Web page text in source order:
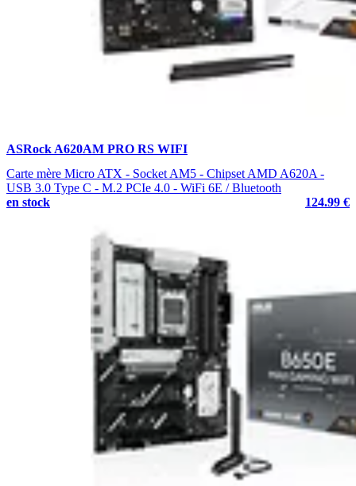
ASRock A620AM PRO RS WIFI
Carte mère Micro ATX - Socket AM5 - Chipset AMD A620A -
USB 3.0 Type C - M.2 PCIe 4.0 - WiFi 6E / Bluetooth
en stock
124.99 €